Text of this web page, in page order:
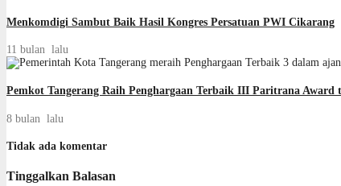
Menkomdigi Sambut Baik Hasil Kongres Persatuan PWI Cikarang
11 bulan lalu
Pemkot Tangerang Raih Penghargaan Terbaik III Paritrana Award
8 bulan lalu
Tidak ada komentar
Tinggalkan Balasan